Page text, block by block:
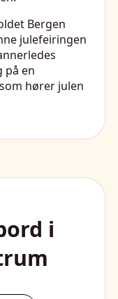
Bergen
julefeiringen
på en
hører julen
i